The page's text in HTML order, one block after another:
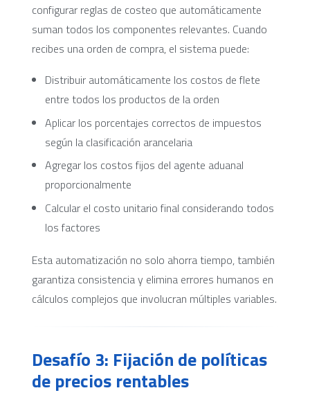
configurar reglas de costeo que automáticamente
suman todos los componentes relevantes. Cuando
recibes una orden de compra, el sistema puede:
Distribuir automáticamente los costos de flete
entre todos los productos de la orden
Aplicar los porcentajes correctos de impuestos
según la clasificación arancelaria
Agregar los costos fijos del agente aduanal
proporcionalmente
Calcular el costo unitario final considerando todos
los factores
Esta automatización no solo ahorra tiempo, también
garantiza consistencia y elimina errores humanos en
cálculos complejos que involucran múltiples variables.
Desafío 3: Fijación de políticas
de precios rentables